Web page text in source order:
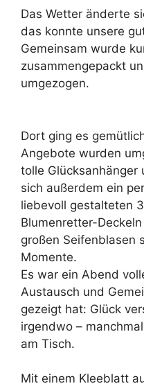
Das Wetter änderte
das konnte unsere
Gemeinsam wurde
zusammengepackt
umgezogen.
Dort ging es
Angebote wurden
tolle
sich außerdem ein
liebevoll gestalteten
Blumenretter-
großen Seifenblasen
Momente.
Es war ein Abend
Austausch und
gezeigt hat: Glück
irgendwo –
am Tisch.
Mit einem Kleeblatt